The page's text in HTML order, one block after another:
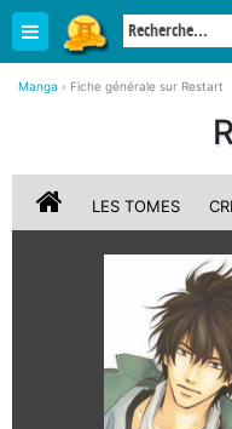
Manga › Fiche générale sur Restart
LES TOMES